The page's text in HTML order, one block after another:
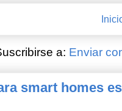
a: Enviar
smart homes